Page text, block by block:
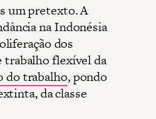
um pretexto. A
na Indonésia
dos
trabalho flexível da
do trabalho, pondo
da classe